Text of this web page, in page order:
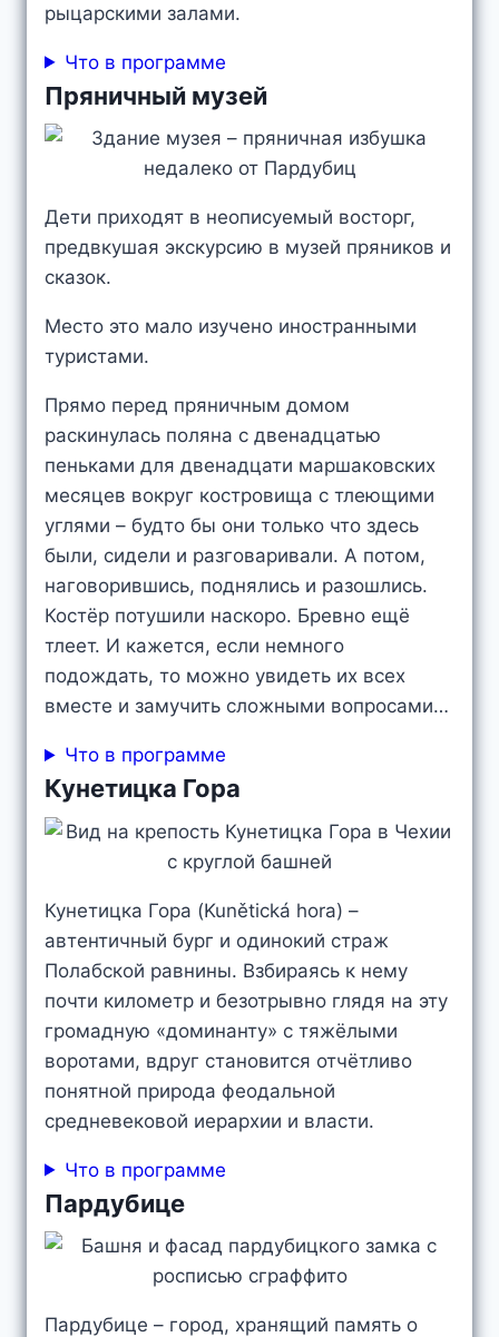
рыцарскими залами.
Что в программе
Пряничный музей
Дети приходят в неописуемый восторг,
предвкушая экскурсию в музей пряников и
сказок.
Место это мало изучено иностранными
туристами.
Прямо перед пряничным домом
раскинулась поляна с двенадцатью
пеньками для двенадцати маршаковских
месяцев вокруг костровища с тлеющими
углями – будто бы они только что здесь
были, сидели и разговаривали. А потом,
наговорившись, поднялись и разошлись.
Костёр потушили наскоро. Бревно ещё
тлеет. И кажется, если немного
подождать, то можно увидеть их всех
вместе и замучить сложными вопросами…
Что в программе
Кунетицка Гора
Кунетицка Гора (Kunětická hora) –
автентичный бург и одинокий страж
Полабской равнины. Взбираясь к нему
почти километр и безотрывно глядя на эту
громадную «доминанту» с тяжёлыми
воротами, вдруг становится отчётливо
понятной природа феодальной
средневековой иерархии и власти.
Что в программе
Пардубице
Пардубице – город, хранящий память о